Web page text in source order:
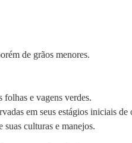
de grãos menores.
e vagens verdes.
em seus estágios iniciais
culturas e manejos.